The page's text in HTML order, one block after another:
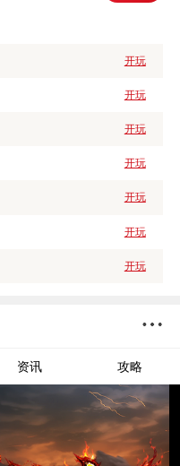
开玩
开玩
开玩
开玩
开玩
开玩
开玩
资讯 攻略